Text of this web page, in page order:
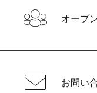
オープ
お問い